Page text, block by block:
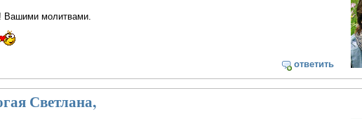
Вашими молитвами.
ответить
Светлана,